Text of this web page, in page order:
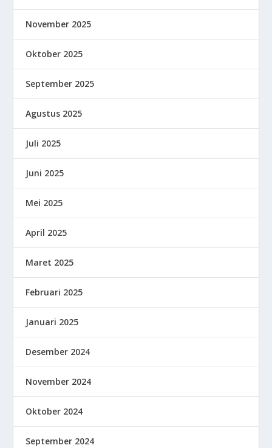
November 2025
Oktober 2025
September 2025
Agustus 2025
Juli 2025
Juni 2025
Mei 2025
April 2025
Maret 2025
Februari 2025
Januari 2025
Desember 2024
November 2024
Oktober 2024
September 2024